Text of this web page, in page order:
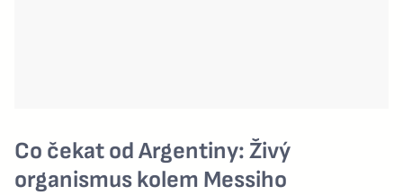
Co čekat od Argentiny: Živý
organismus kolem Messiho